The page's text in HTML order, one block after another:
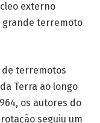
externo
grande terremoto
de terremotos
Terra ao longo
os autores do
seguiu um